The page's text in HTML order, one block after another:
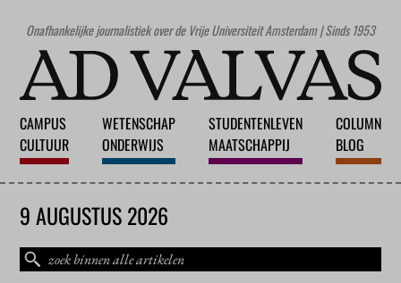
Onafhankelijke journalistiek over de Vrije Universiteit Amsterdam | Sinds 1953
CAMPUS
CULTUUR
WETENSCHAP
ONDERWIJS
STUDENTENLEVEN
MAATSCHAPPIJ
COLUMN
BLOG
9 AUGUSTUS 2026